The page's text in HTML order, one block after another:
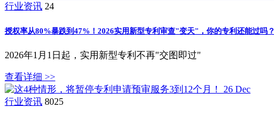
行业资讯 24
授权率从80%暴跌到47%！2026实用新型专利审查"变天"，你的专利还能过吗？
2026年1月1日起，实用新型专利不再"交图即过"
查看详细 >>
26 Dec
行业资讯 8025